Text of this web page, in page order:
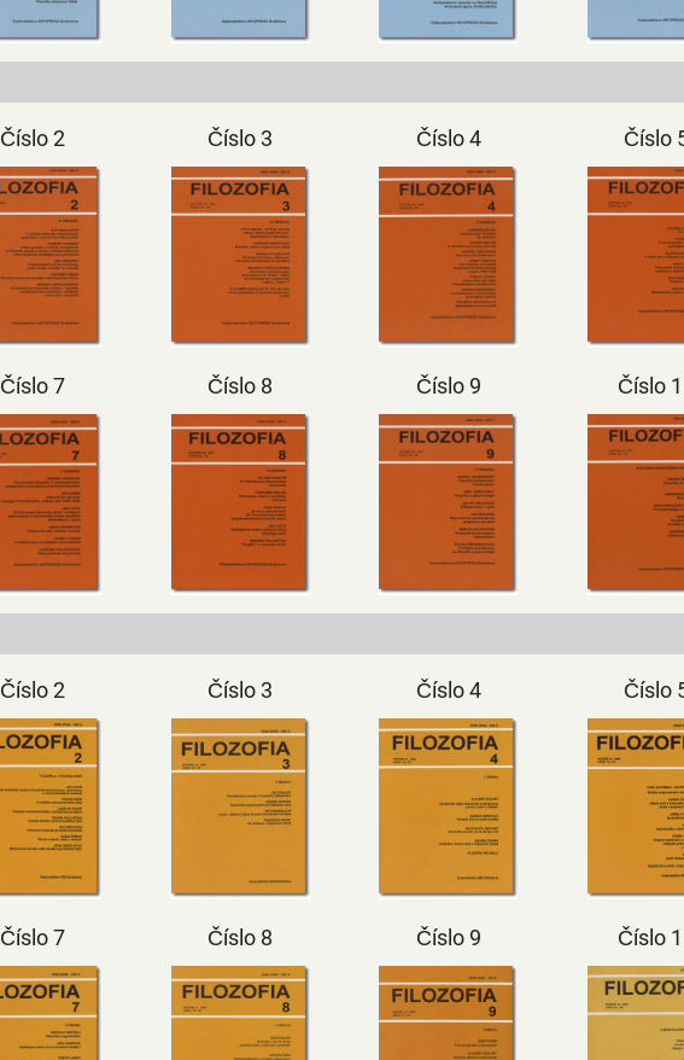
Číslo 2 Číslo 3 Číslo 4 Číslo
Číslo 7 Číslo 8 Číslo 9 Číslo
Číslo 2 Číslo 3 Číslo 4 Číslo
Číslo 7 Číslo 8 Číslo 9 Číslo